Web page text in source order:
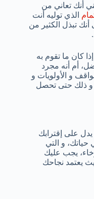
أنك تعاني من
الذي توليه أنت
تبذل الكثير من
كان ما تقوم به
أم أنه مجرد
و الأولويات و
و ذلك حتى تحصل
على إقترابك
و التي
يجب عليك
يعتمد نجاحك